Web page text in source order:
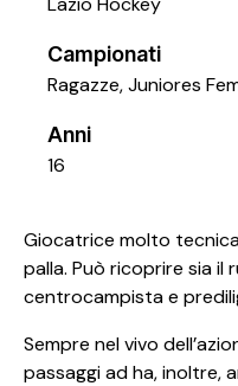
Campionati
Ragazze, Juniores
Anni
16
Giocatrice molto
palla. Può ricoprire sia il
centrocampista e
Sempre nel vivo
passaggi ad ha, inoltre,